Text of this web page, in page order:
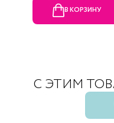
В КОРЗИНУ
С ЭТИМ